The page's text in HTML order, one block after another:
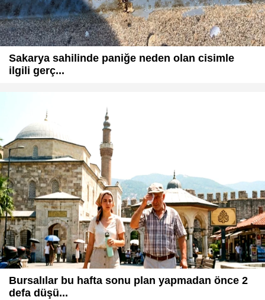
Sakarya sahilinde paniğe neden olan cisimle
ilgili gerç...
Bursalılar bu hafta sonu plan yapmadan önce 2
defa düşü...